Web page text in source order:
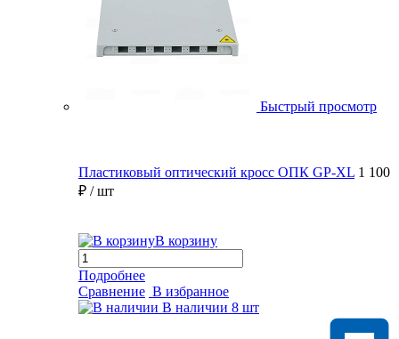
Быстрый просмотр
Пластиковый оптический кросс ОПК GP-XL 1 100
₽ / шт
В корзину
Подробнее
Сравнение В избранное
В наличии 8 шт